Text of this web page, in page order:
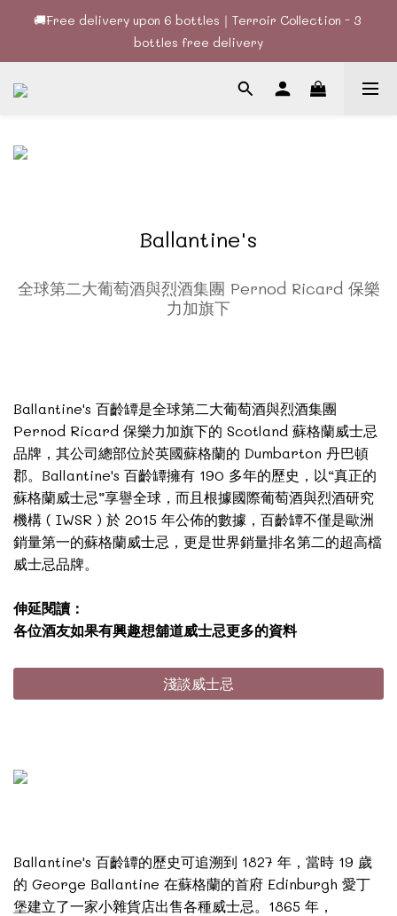
🚚Free delivery upon 6 bottles｜Terroir Collection - 3
bottles free delivery
bottles free delivery
🍷酒款、優惠經常更新，請時刻追蹤我地😊｜🤵👰Wine Couple
你的最佳婚宴酒酒商
Ballantine's
全球第二大葡萄酒與烈酒集團 Pernod Ricard 保樂
力加旗下
Ballantine's 百齡罈是全球第二大葡萄酒與烈酒集團
Pernod Ricard 保樂力加旗下的 Scotland 蘇格蘭威士忌
品牌，其公司總部位於英國蘇格蘭的 Dumbarton 丹巴頓
郡。Ballantine's 百齡罈擁有 190 多年的歷史，以“真正的
蘇格蘭威士忌”享譽全球，而且根據國際葡萄酒與烈酒研究
機構 ( IWSR ) 於 2015 年公佈的數據，百齡罈不僅是歐洲
銷量第一的蘇格蘭威士忌，更是世界銷量排名第二的超高檔
威士忌品牌。
伸延閱讀：
各位酒友如果有興趣想舖道威士忌更多的資料
淺談威士忌
Ballantine's 百齡罈的歷史可追溯到 1827 年，當時 19 歲
的 George Ballantine 在蘇格蘭的首府 Edinburgh 愛丁
堡建立了一家小雜貨店出售各種威士忌。1865 年，